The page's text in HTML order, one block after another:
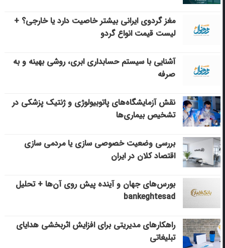
مغز گردوی ایرانی بیشتر خاصیت دارد یا خارجی؟ +
لیست قیمت انواع گردو
آشنایی با سیستم حسابداری ابری، روشی بهینه و به
صرفه
نقش آزمایشگاه‌های پاتوبیولوژی و ژنتیک پزشکی در
تشخیص بیماری‌ها
بررسی وضعیت خصوصی سازی یا مردمی سازی
اقتصاد کلان در ایران
بورس‌های جهان و آینده پیش روی آن‌ها + تحلیل
bankeghtesad
راهکارهای مدیریتی برای افزایش اثربخشی هدایای
تبلیغاتی